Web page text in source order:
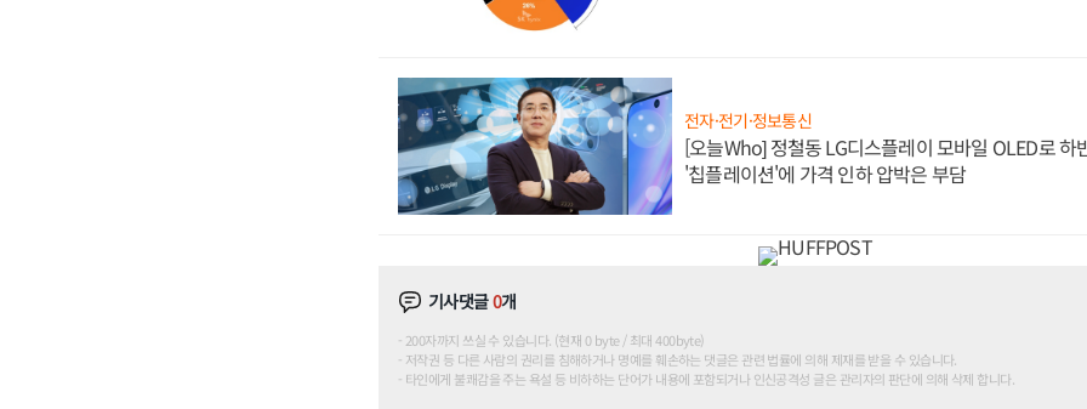
전자·전기·정보통신
[오늘Who] 정철동 LG디스플레이 모바일 OLED로 하
'칩플레이션'에 가격 인하 압박은 부담
기사댓글0개
200자까지 쓰실 수 있습니다. (현재 0 byte / 최대 400byte)
저작권 등 다른 사람의 권리를 침해하거나 명예를 훼손하는 댓글은 관련 법률에 의해 제재를 받을 수 있습니다.
타인에게 불쾌감을 주는 욕설 등 비하하는 단어가 내용에 포함되거나 인신공격성 글은 관리자의 판단에 의해 삭제 합니다.